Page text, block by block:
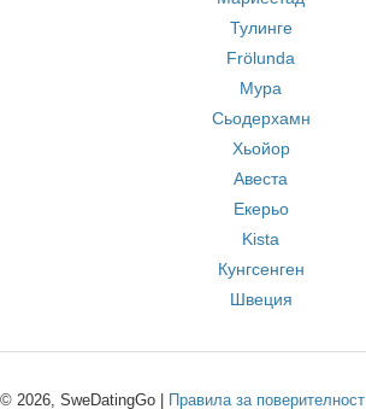
Тулинге
Frölunda
Мура
Сьодерхамн
Хьойор
Авеста
Екерьо
Kista
Кунгсенген
Швеция
© 2026, SweDatingGo | Правила за поверителност